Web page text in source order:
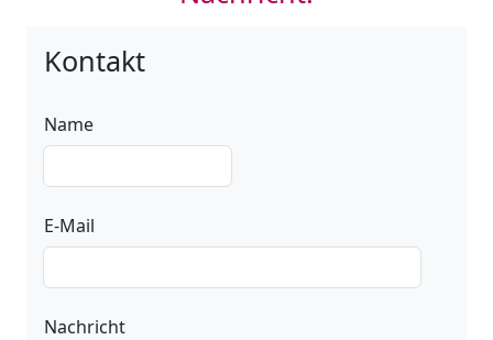
Kontakt
Name
E-Mail
Nachricht